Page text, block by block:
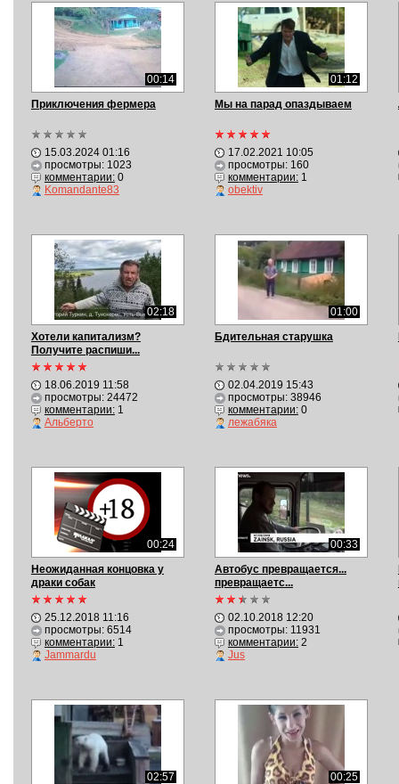
00:14
Приключения фермера
15.03.2024 01:16
просмотры: 1023
комментарии:0
Komandante83
01:12
Мы на парад опаздываем
17.02.2021 10:05
просмотры: 160
комментарии:1
obektiv
02:18
Хотели капитализм?
Получите распиши...
18.06.2019 11:58
просмотры: 24472
комментарии:1
Альберто
01:00
Бдительная старушка
02.04.2019 15:43
просмотры: 38946
комментарии:0
лежабяка
00:24
Неожиданная концовка у
драки собак
25.12.2018 11:16
просмотры: 6514
комментарии:1
Jammardu
00:33
Автобус превращается...
превращаетс...
02.10.2018 12:20
просмотры: 11931
комментарии:2
Jus
02:57
00:25